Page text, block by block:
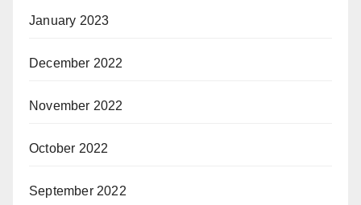
January 2023
December 2022
November 2022
October 2022
September 2022